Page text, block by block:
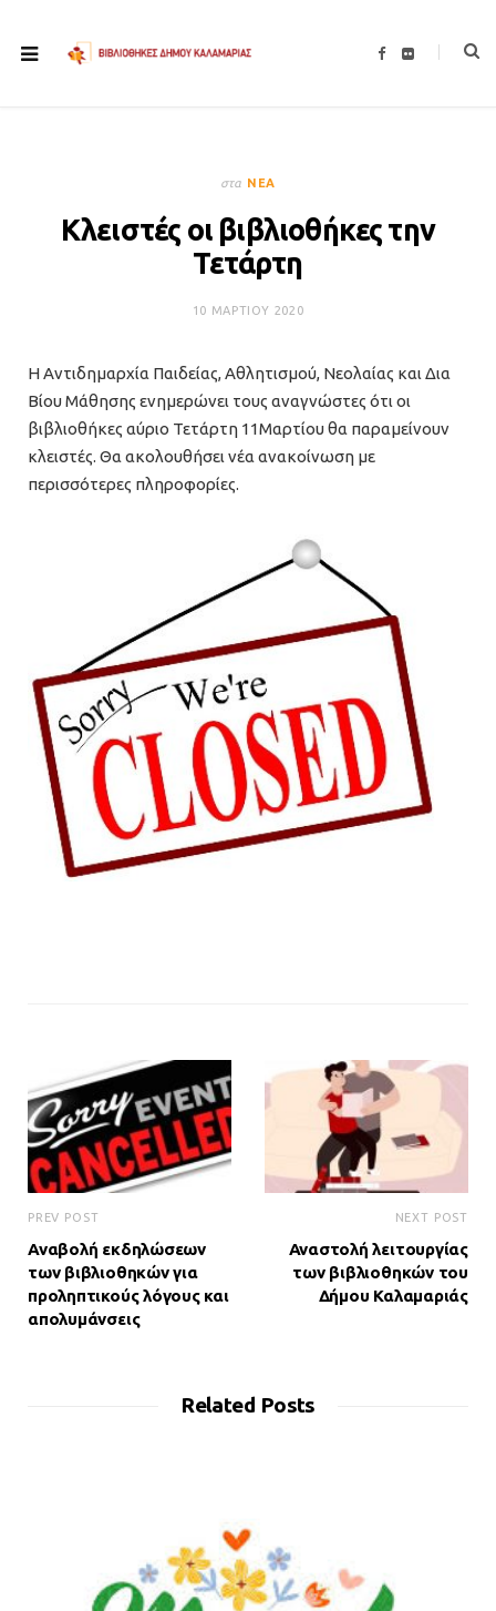
F
F
στα ΝΈΑ
Κλειστές οι βιβλιοθήκες την
Τετάρτη
10 ΜΑΡΤΊΟΥ 2020
Η Αντιδημαρχία Παιδείας, Αθλητισμού, Νεολαίας και Δια
Βίου Μάθησης ενημερώνει τους αναγνώστες ότι οι
βιβλιοθήκες αύριο Τετάρτη 11Μαρτίου θα παραμείνουν
κλειστές. Θα ακολουθήσει νέα ανακοίνωση με
περισσότερες πληροφορίες.
PREV POST
Αναβολή εκδηλώσεων
των βιβλιοθηκών για
προληπτικούς λόγους και
απολυμάνσεις
NEXT POST
Αναστολή λειτουργίας
των βιβλιοθηκών του
Δήμου Καλαμαριάς
Related Posts